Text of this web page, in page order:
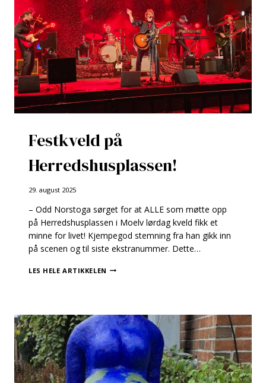
Festkveld på
Herredshusplassen!
29. august 2025
– Odd Norstoga sørget for at ALLE som møtte opp
på Herredshusplassen i Moelv lørdag kveld fikk et
minne for livet! Kjempegod stemning fra han gikk inn
på scenen og til siste ekstranummer. Dette…
LES HELE ARTIKKELEN FESTKVELD